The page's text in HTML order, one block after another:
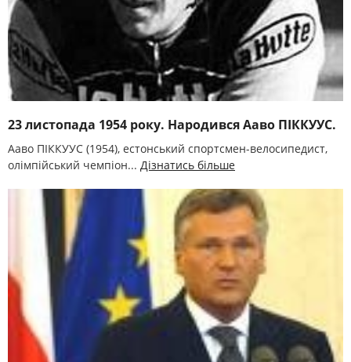
23 листопада 1954 року. Народився Ааво ПІККУУС.
Ааво ПІККУУС (1954), естонський спортсмен-велосипедист,
олімпійський чемпіон... Дізнатись більше